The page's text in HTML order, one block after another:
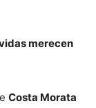
merecen
Costa Morata